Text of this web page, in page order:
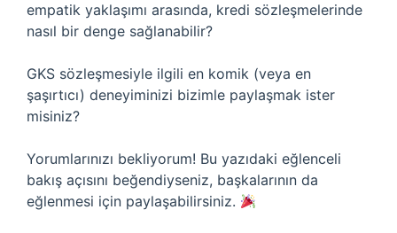
empatik yaklaşımı arasında, kredi sözleşmelerinde
nasıl bir denge sağlanabilir?
GKS sözleşmesiyle ilgili en komik (veya en
şaşırtıcı) deneyiminizi bizimle paylaşmak ister
misiniz?
Yorumlarınızı bekliyorum! Bu yazıdaki eğlenceli
bakış açısını beğendiyseniz, başkalarının da
eğlenmesi için paylaşabilirsiniz.